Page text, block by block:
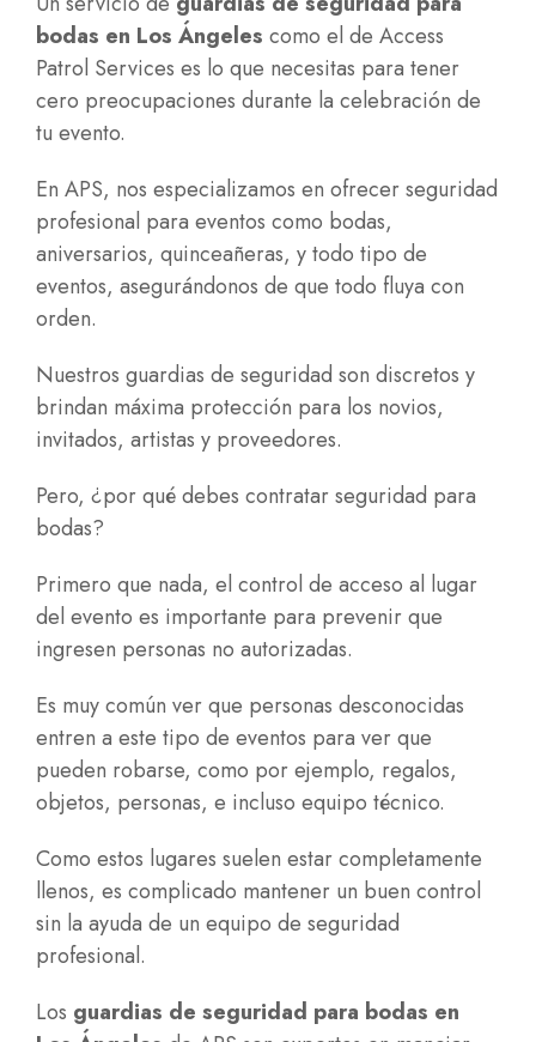
bodas en Los Ángeles como el de Access
Patrol Services es lo que necesitas para tener
cero preocupaciones durante la celebración de
tu evento.
En APS, nos especializamos en ofrecer seguridad
profesional para eventos como bodas,
aniversarios, quinceañeras, y todo tipo de
eventos, asegurándonos de que todo fluya con
orden.
Nuestros guardias de seguridad son discretos y
brindan máxima protección para los novios,
invitados, artistas y proveedores.
Pero, ¿por qué debes contratar seguridad para
bodas?
Primero que nada, el control de acceso al lugar
del evento es importante para prevenir que
ingresen personas no autorizadas.
Es muy común ver que personas desconocidas
entren a este tipo de eventos para ver que
pueden robarse, como por ejemplo, regalos,
objetos, personas, e incluso equipo técnico.
Como estos lugares suelen estar completamente
llenos, es complicado mantener un buen control
sin la ayuda de un equipo de seguridad
profesional.
Los guardias de seguridad para bodas en